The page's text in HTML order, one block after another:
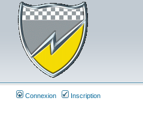
Connexion Inscription